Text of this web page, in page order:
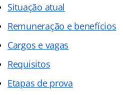
Situação atual
Remuneração e benefícios
Cargos e vagas
Requisitos
Etapas de prova